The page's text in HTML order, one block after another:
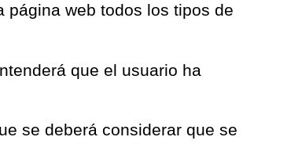
página web todos los tipos de
que el usuario ha
se deberá considerar que se